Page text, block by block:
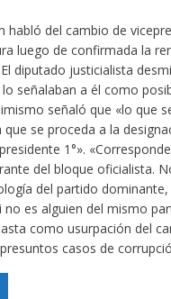
habló del cambio de
luego de confirmada la
diputado justicialista
señalaban a él como
señaló que «lo que
que se proceda a la
1°».
del bloque oficialista.
del partido dominante,
no es alguien del mismo
como usurpación del
casos de